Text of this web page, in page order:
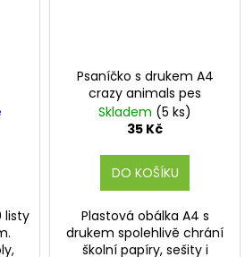
listy
Psaníčko s drukem A4
crazy animals pes
Skladem (5 ks)
35 Kč
DO KOŠÍKU
Plastová obálka A4 s
drukem spolehlivě chrání
školní papíry, sešity i